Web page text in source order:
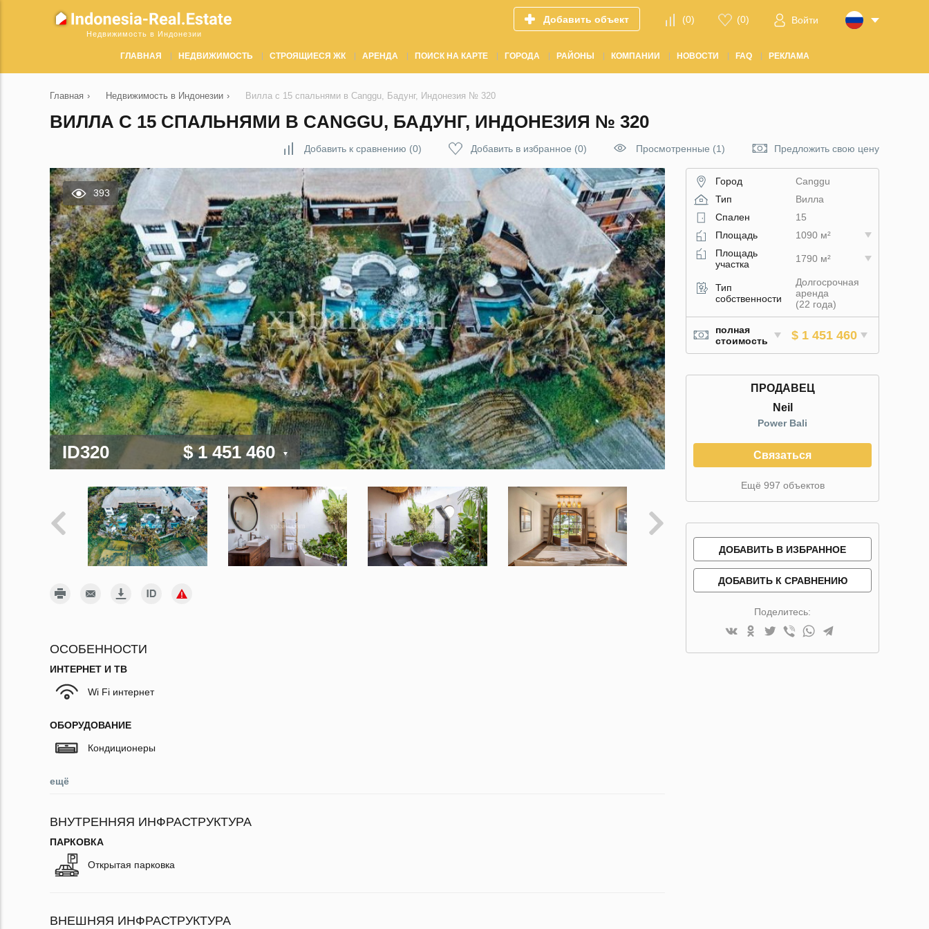
Недвижимость в Индонезии
Добавить объект (0) (0) Войти
ГЛАВНАЯ НЕДВИЖИМОСТЬ СТРОЯЩИЕСЯ ЖК АРЕНДА ПОИСК НА КАРТЕ ГОРОДА РАЙОНЫ КОМПАНИИ НОВОСТИ FAQ РЕКЛАМА
Главная › Недвижимость в Индонезии › Вилла с 15 спальнями в Canggu, Бадунг, Индонезия № 320
ВИЛЛА С 15 СПАЛЬНЯМИ В CANGGU, БАДУНГ, ИНДОНЕЗИЯ № 320
Добавить к сравнению (0) Добавить в избранное (0) Просмотренные (1) Предложить свою цену
393
ID320 $ 1 451 460
ОСОБЕННОСТИ
ИНТЕРНЕТ И ТВ
Wi Fi интернет
ОБОРУДОВАНИЕ
Кондиционеры
ещё
ВНУТРЕННЯЯ ИНФРАСТРУКТУРА
ПАРКОВКА
Открытая парковка
ВНЕШНЯЯ ИНФРАСТРУКТУРА
Город
Canggu
Тип
Вилла
Спален
15
Площадь
1090 м²
Площадь
участка
1790 м²
Тип
собственности
Долгосрочная
аренда
(22 года)
полная
стоимость
$ 1 451 460
ПРОДАВЕЦ
Neil
Power Bali
Связаться
Ещё 997 объектов
ДОБАВИТЬ В ИЗБРАННОЕ
ДОБАВИТЬ К СРАВНЕНИЮ
Поделитесь: